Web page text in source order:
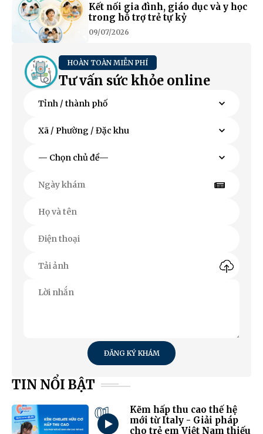
Kết nối gia đình, giáo dục và y học
trong hỗ trợ trẻ tự kỷ
09/07/2026
HOÀN TOÀN MIỄN PHÍ
Tư vấn sức khỏe online
ĐĂNG KÝ KHÁM
TIN NỔI BẬT
01
Kẽm hấp thu cao thế hệ
mới từ Italy - Giải pháp
cho trẻ em Việt Nam thiếu